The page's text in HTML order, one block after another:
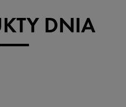
DNIA